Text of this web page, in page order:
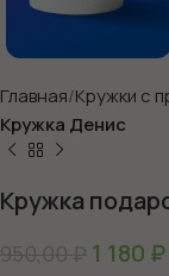
Главная Кружки с
Кружка Денис
Кружка
950,00₽ 1 180 ₽